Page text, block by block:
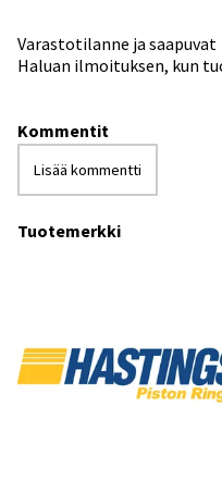
Varastotilanne ja saapuvat
Haluan ilmoituksen, kun
Kommentit
Lisää kommentti
Tuotemerkki